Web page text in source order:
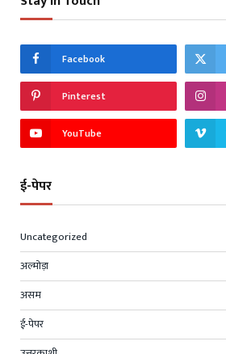
Facebook
Pinterest
YouTube
ई-पेपर
Uncategorized
अल्मोड़ा
असम
ई-पेपर